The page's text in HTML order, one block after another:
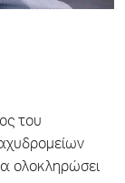
του
ολοκληρώσει